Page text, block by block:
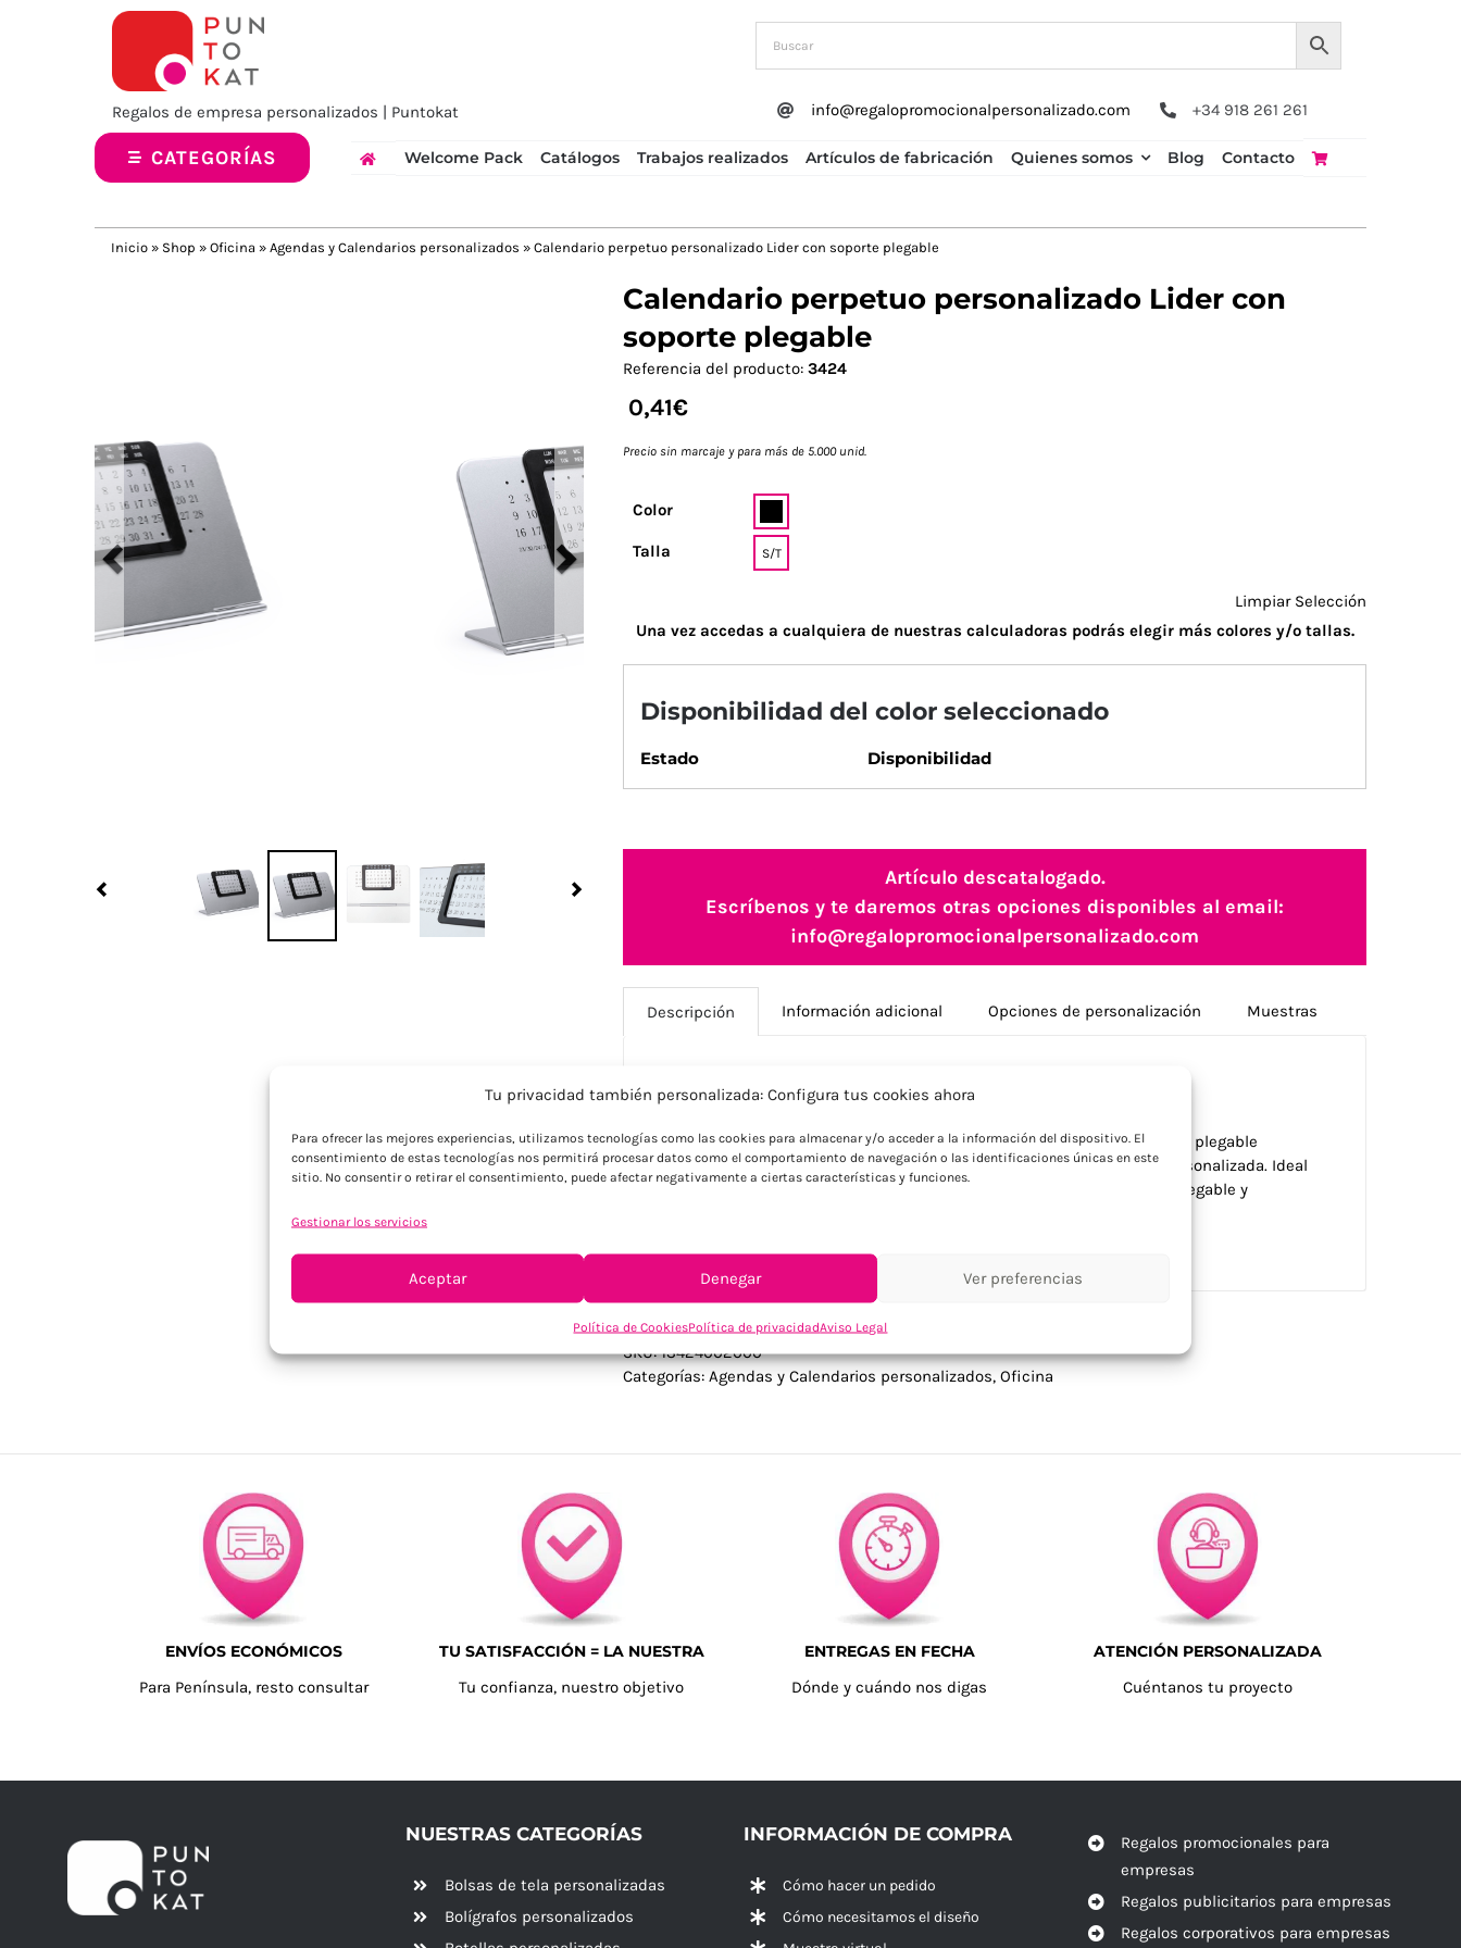
Tu privacidad también personalizada: Configura tus cookies ahora
Para ofrecer las mejores experiencias, utilizamos tecnologías como las cookies para almacenar y/o acceder a la información del dispositivo. El
consentimiento de estas tecnologías nos permitirá procesar datos como el comportamiento de navegación o las identificaciones únicas en este
sitio. No consentir o retirar el consentimiento, puede afectar negativamente a ciertas características y funciones.
Gestionar los servicios
Aceptar Denegar Ver preferencias
Política de CookiesPolítica de privacidadAviso Legal
Regalos de empresa personalizados | Puntokat info@regalopromocionalpersonalizado.com +34 918 261 261
CATEGORÍAS Welcome Pack Catálogos Trabajos realizados Artículos de fabricación Quienes somos Blog Contacto
Inicio » Shop » Oficina » Agendas y Calendarios personalizados » Calendario perpetuo personalizado Lider con soporte plegable
Calendario perpetuo personalizado Lider con
soporte plegable
Referencia del producto: 3424
0,41€
Precio sin marcaje y para más de 5.000 unid.
Color
Talla S/T
Limpiar Selección
Una vez accedas a cualquiera de nuestras calculadoras podrás elegir más colores y/o tallas.
Disponibilidad del color seleccionado
Estado Disponibilidad
Artículo descatalogado.
Escríbenos y te daremos otras opciones disponibles al email:
info@regalopromocionalpersonalizado.com
Descripción Información adicional Opciones de personalización Muestras
Descripción
Calendario perpetuo fabricado con cuerpo de suave acabado y soporte plegable
funcional. Cuenta con banda inferior para marcaje en tampografía personalizada. Ideal
para empresas que buscan productos duraderos con funcionalidad plegable y
SKU:13424002000
Categorías: Agendas y Calendarios personalizados, Oficina
ENVÍOS ECONÓMICOS
Para Península, resto consultar
TU SATISFACCIÓN = LA NUESTRA
Tu confianza, nuestro objetivo
ENTREGAS EN FECHA
Dónde y cuándo nos digas
ATENCIÓN PERSONALIZADA
Cuéntanos tu proyecto
NUESTRAS CATEGORÍAS
Bolsas de tela personalizadas
Bolígrafos personalizados
INFORMACIÓN DE COMPRA
Cómo hacer un pedido
Cómo necesitamos el diseño
Regalos promocionales para
empresas
Regalos publicitarios para empresas
Regalos corporativos para empresas